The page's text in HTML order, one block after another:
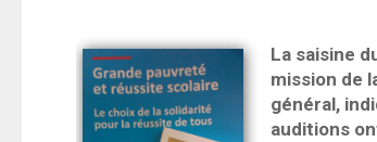
La saisine
mission de
général,
auditions